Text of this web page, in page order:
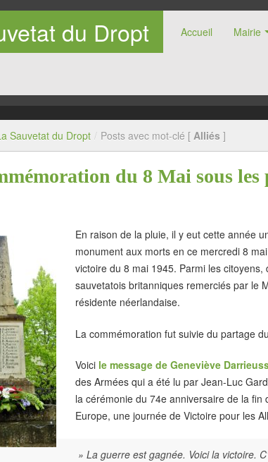
du Dropt Accueil Mairie
Sauvetat du Dropt / Posts avec mot-clé [ Alliés ]
du 8 Mai sous les
En raison de la pluie, il y eut cette année
monument aux morts en ce mercredi 8
victoire du 8 mai 1945. Parmi les
sauvetatois britanniques remerciés par le
résidente néerlandaise.
La commémoration fut suivie du partage
Voici le message de Geneviève
des Armées qui a été lu par Jean-Luc
la cérémonie du 74e anniversaire de la
Europe, une journée de Victoire pour les
» La guerre est gagnée. Voici la victoire.